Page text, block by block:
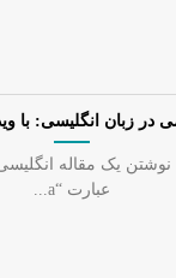
در زبان انگلیسی: با
نوشتن یک مقاله
عبارت “a...